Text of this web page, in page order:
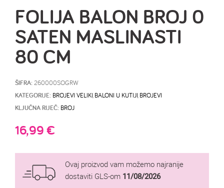
FOLIJA BALON BROJ 0
SATEN MASLINASTI
80 CM
ŠIFRA: 260000SOGRW
KATEGORIJE: BROJEVI VELIKI BALONI U KUTIJI BROJEVI
KLJUČNA RIJEČ: BROJ
16,99€
Ovaj proizvod vam možemo najranije
dostaviti GLS-om 11/08/2026